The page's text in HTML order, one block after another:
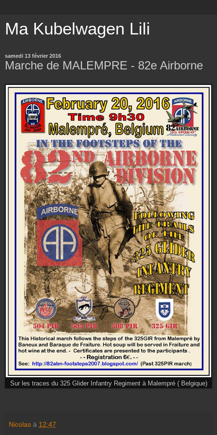
Ma Kubelwagen Lili
samedi 13 février 2016
Marche de MALEMPRE - 82e Airborne
Sur les traces du 325 Glider Infantry Regiment à Malempré ( Belgique)
Nicolas à 12:47